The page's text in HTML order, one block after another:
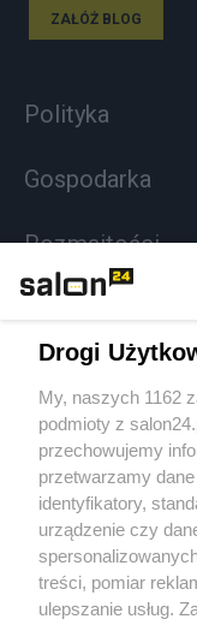
ZAŁÓŻ BLOG
Polityka
Gospodarka
Rozmaitości
Sport
Społeczeństwo
Kultura
X
Drogi
My, naszych 1162
podmioty z
przechowujemy
przetwarzamy
identyfikatory,
urządzenie czy
treści, pomiar
ulepszanie usług.